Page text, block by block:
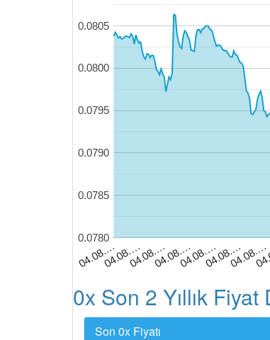
04.08.…04.08.…04.08.…04.08.…04.08.…04.08.…04.08.…
0.0780
0.0785
0.0790
0.0795
0.0800
0.0805
0x Son 2 Yıllık
Son 0x Fiyatı